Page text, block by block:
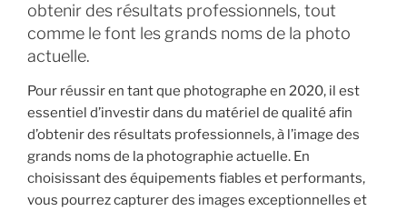
obtenir des résultats professionnels, tout
comme le font les grands noms de la photo
actuelle.
Pour réussir en tant que photographe en 2020, il est
essentiel d’investir dans du matériel de qualité afin
d’obtenir des résultats professionnels, à l’image des
grands noms de la photographie actuelle. En
choisissant des équipements fiables et performants,
vous pourrez capturer des images exceptionnelles et